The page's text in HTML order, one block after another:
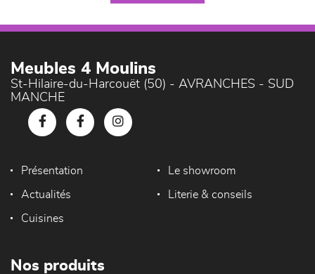
Meubles 4 Moulins
St-Hilaire-du-Harcouët (50) - AVRANCHES - SUD
MANCHE
Présentation Le showroom
Actualités Literie & conseils
Cuisines
Nos produits